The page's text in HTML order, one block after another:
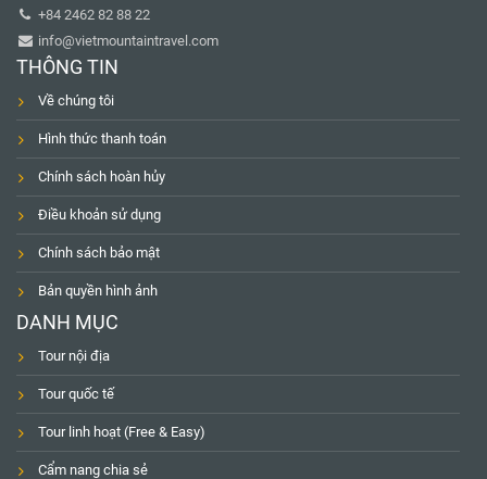
+84 2462 82 88 22
info@vietmountaintravel.com
THÔNG TIN
Về chúng tôi
Hình thức thanh toán
Chính sách hoàn hủy
Điều khoản sử dụng
Chính sách bảo mật
Bản quyền hình ảnh
DANH MỤC
Tour nội địa
Tour quốc tế
Tour linh hoạt (Free & Easy)
Cẩm nang chia sẻ